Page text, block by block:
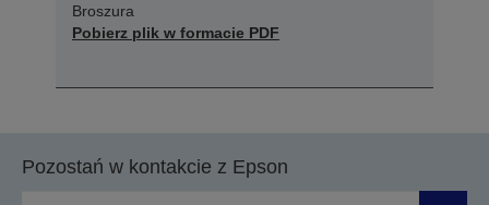
Broszura
Pobierz plik w formacie PDF
Pozostań w kontakcie z Epson